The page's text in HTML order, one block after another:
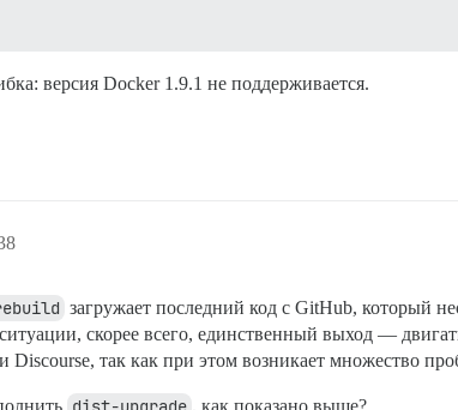
версия Docker 1.9.1 не поддерживается.
загружает последний код с GitHub, который
скорее всего, единственный выход —
так как при этом возникает множество
, как показано выше?